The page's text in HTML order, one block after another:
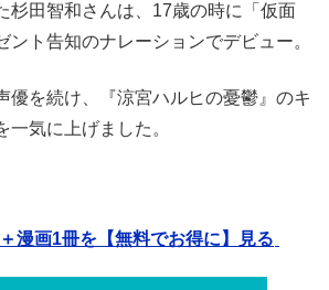
杉田智和さんは、17歳の時に「仮面
ント告知のナレーションでデビュー。
優を続け、『涼宮ハルヒの憂鬱』のキ
一気に上げました。
漫画1冊を【無料でお得に】見る